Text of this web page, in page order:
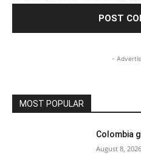
-
MOST POPULAR
Colombia
August 8, 2026